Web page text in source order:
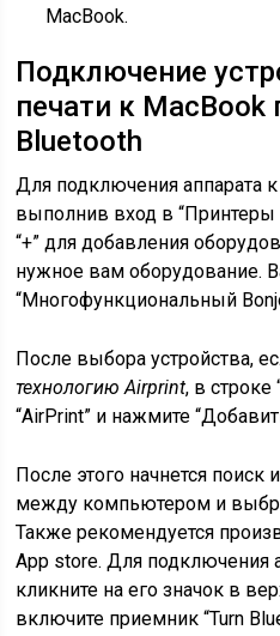
MacBook.
Подключение
печати к MacBook
Bluetooth
Для подключения аппарата
выполнив вход в
“+” для добавления
нужное вам оборудование.
“Многофункциональный
После выбора устройства,
технологию Airprint, в строке
“AirPrint” и нажмите
После этого начнется
между компьютером и
Также рекомендуется
App store. Для подключения
кликните на его значок в
включите приемник “Turn